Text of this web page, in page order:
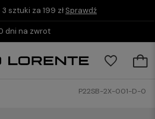
sztuki za 199 zł Sprawdź
do 30 dni z PayPo
P22SB-2X-001-D-0